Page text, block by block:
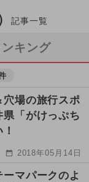
記事一覧
ンキング
場の旅行スポ
「がけっぷち
2018年05月14日
マパークのよ